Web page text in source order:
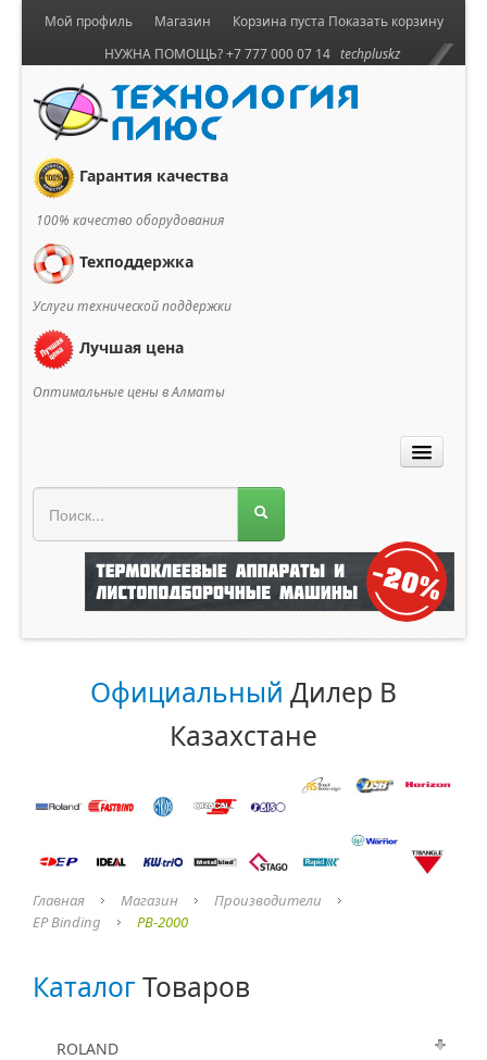
Корзина пуста Показать корзину
Мой профиль
Магазин
НУЖНА ПОМОЩЬ? +7 777 000 07 14 techpluskz
Гарантия качества
100% качество оборудования
Техподдержка
Услуги технической поддержки
Лучшая цена
Оптимальные цены в Алматы
Официальный Дилер В
Казахстане
Главная Магазин
Производители
EP Binding
PB-2000
КаталогТоваров
ROLAND